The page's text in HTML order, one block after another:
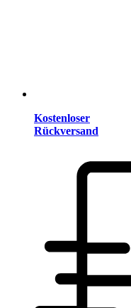
Kostenloser
Rückversand